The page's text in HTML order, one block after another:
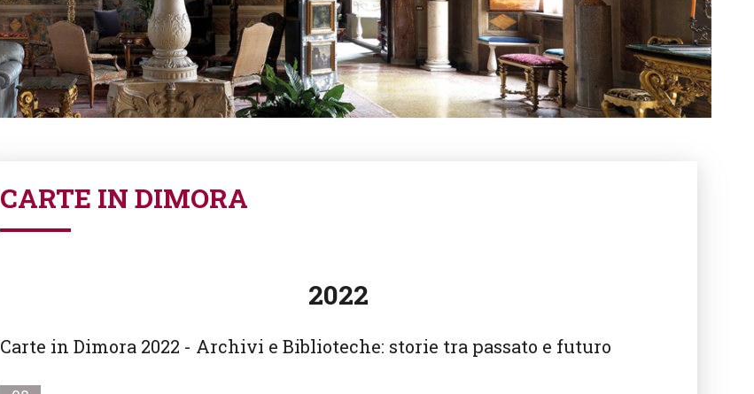
CARTE IN DIMORA
2022
Carte in Dimora 2022 - Archivi e Biblioteche: storie tra passato e futuro